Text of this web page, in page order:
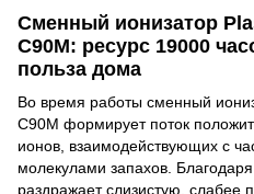
Сменный ионизатор
C90M: ресурс 19000
польза дома
Во время работы сменный
C90M формирует поток
ионов, взаимодействующих с
молекулами запахов.
раздражает слизистую, слабее